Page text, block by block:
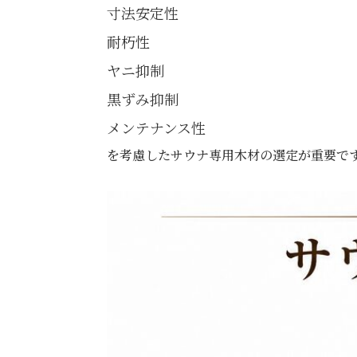
寸法安定性
耐朽性
ヤニ抑制
黒ずみ抑制
メンテナンス性
を考慮したサウナ専用木材の選定が重要で